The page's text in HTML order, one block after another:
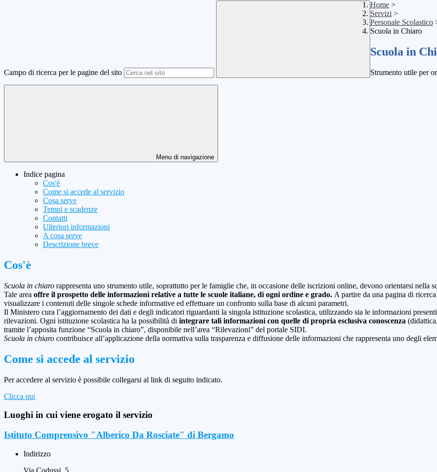
Campo di ricerca per le pagine del sito
Home >
Servizi >
Personale Scolastico
Scuola in Chiaro
Scuola in
Strumento utile per
Menu di navigazione
Indice pagina
Cos'è
Come si accede al servizio
Cosa serve
Tempi e scadenze
Contatti
Ulteriori informazioni
A cosa serve
Descrizione breve
Cos'è
Scuola in chiaro rappresenta uno strumento utile, soprattutto per le famiglie che, in occasione delle iscrizioni online, devono orientarsi nella
Tale area offre il prospetto delle informazioni relative a tutte le scuole italiane, di ogni ordine e grado. A partire da una pagina di
visualizzare i contenuti delle singole schede informative ed effettuare un confronto sulla base di alcuni parametri.
Il Ministero cura l’aggiornamento dei dati e degli indicatori riguardanti la singola istituzione scolastica, utilizzando sia le informazioni
rilevazioni. Ogni istituzione scolastica ha la possibilità di integrare tali informazioni con quelle di propria esclusiva conoscenza
tramite l’apposita funzione “Scuola in chiaro”, disponibile nell’area “Rilevazioni” del portale SIDI.
Scuola in chiaro contribuisce all’applicazione della normativa sulla trasparenza e diffusione delle informazioni che rappresenta uno degli
Come si accede al servizio
Per accedere al servizio è possibile collegarsi al link di seguito indicato.
Clicca qui
Luoghi in cui viene erogato il servizio
Istituto Comprensivo "Alberico Da Rosciate" di Bergamo
Indirizzo
Via Codussi, 5